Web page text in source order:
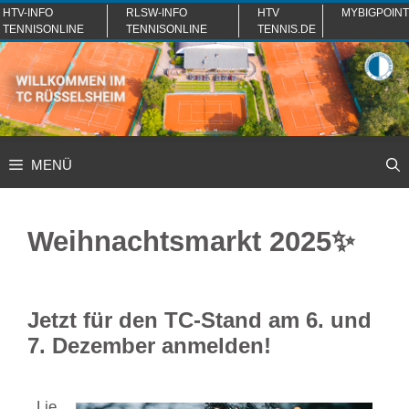
Zum
Inhalt
springen
HTV-INFO
TENNISONLINE
RLSW-INFO
TENNISONLINE
HTV
TENNIS.DE
MYBIGPOINT
MENÜ
Weihnachtsmarkt 2025✨
Jetzt für den TC-Stand am 6. und
7. Dezember anmelden!